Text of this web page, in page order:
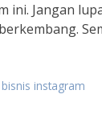
ini. Jangan
bisnis instagram